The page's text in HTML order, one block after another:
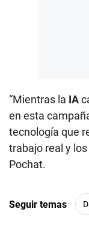
“Mientras la IA
en esta
tecnología que
trabajo real y
Pochat.
Seguir temas